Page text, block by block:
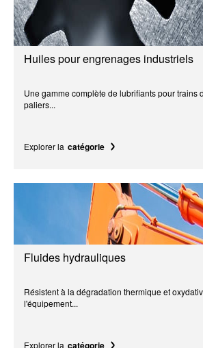
Huiles pour engrenages industriels
Une gamme complète de lubrifiants pour trains
paliers...
Explorer la catégorie
Fluides hydrauliques
Résistent à la dégradation thermique et
l'équipement...
Explorer la catégorie